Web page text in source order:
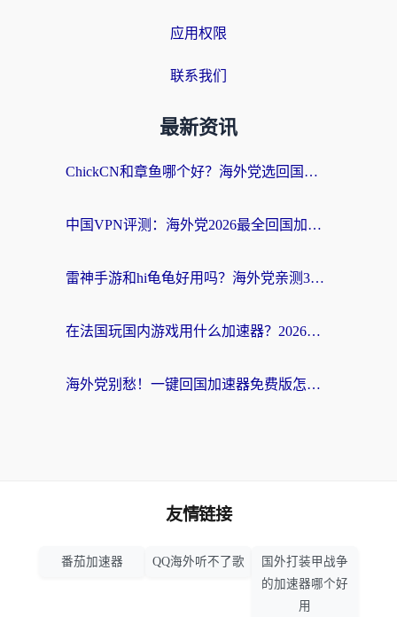
应用权限
联系我们
最新资讯
ChickCN和章鱼哪个好？海外党选回国加速器的3个关键维度 + 实用避坑指南
中国VPN评测：海外党2026最全回国加速器选择指南，告别地区限制不踩坑
雷神手游和hi龟龟好用吗？海外党亲测3款回国加速器，教你选对国外到国内加速器
在法国玩国内游戏用什么加速器？2026实测解决延迟卡顿的实用指南
海外党别愁！一键回国加速器免费版怎么选？从踩坑到流畅访问的全攻略
友情链接
番茄加速器 QQ海外听不了歌
国外打装甲战争
的加速器哪个好
用